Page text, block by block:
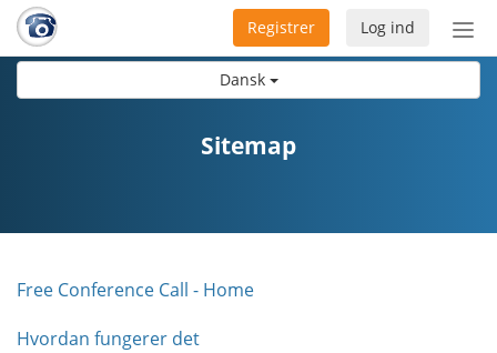
Dansk
Slå
Log ind
Registrer
Sitemap
Free Conference Call - Home
Hvordan fungerer det